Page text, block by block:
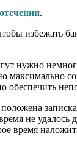
.
избежать
нужно
максимально
не
время